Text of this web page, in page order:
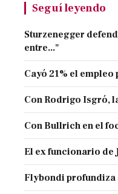
Seguí leyendo
Sturzenegger
entre..."
Cayó 21% el
Con Rodrigo Isgró,
Con Bullrich en el
El ex funcionario de
Flybondi profundiza